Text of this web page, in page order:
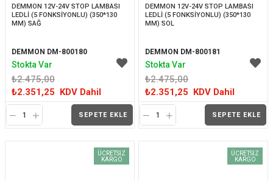
DEMMON 12V-24V STOP LAMBASI
LEDLİ (5 FONKSİYONLU) (350*130
MM) SAĞ
DEMMON DM-800180
₺2.475,00
₺2.351,25 KDV Dahil
SEPETE EKLE
Stokta Var
DEMMON 12V-24V STOP LAMBASI
LEDLİ (5 FONKSİYONLU) (350*130
MM) SOL
DEMMON DM-800181
₺2.475,00
₺2.351,25 KDV Dahil
SEPETE EKLE
Stokta Var
ÜCRETSIZ
KARGO
ÜCRETSIZ
KARGO